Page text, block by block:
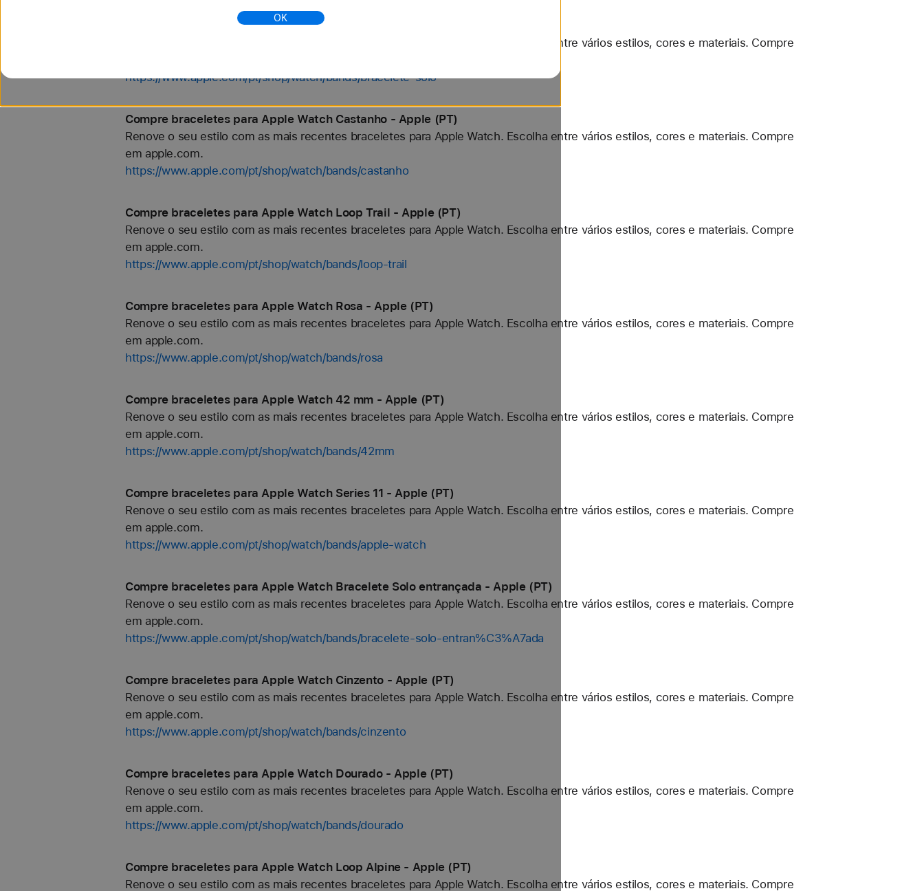
Compre braceletes para Apple Watch Bracelete Solo - Apple (PT)
Renove o seu estilo com as mais recentes braceletes para Apple Watch. Escolha entre vários estilos, cores e materiais. Compre
https://www.apple.com/pt/shop/watch/bands/bracelete-solo
Compre braceletes para Apple Watch Castanho - Apple (PT)
Renove o seu estilo com as mais recentes braceletes para Apple Watch. Escolha entre vários estilos, cores e materiais. Compre
em apple.com.
https://www.apple.com/pt/shop/watch/bands/castanho
Compre braceletes para Apple Watch Loop Trail - Apple (PT)
Renove o seu estilo com as mais recentes braceletes para Apple Watch. Escolha entre vários estilos, cores e materiais. Compre
em apple.com.
https://www.apple.com/pt/shop/watch/bands/loop-trail
Compre braceletes para Apple Watch Rosa - Apple (PT)
Renove o seu estilo com as mais recentes braceletes para Apple Watch. Escolha entre vários estilos, cores e materiais. Compre
em apple.com.
https://www.apple.com/pt/shop/watch/bands/rosa
Compre braceletes para Apple Watch 42 mm - Apple (PT)
Renove o seu estilo com as mais recentes braceletes para Apple Watch. Escolha entre vários estilos, cores e materiais. Compre
em apple.com.
https://www.apple.com/pt/shop/watch/bands/42mm
Compre braceletes para Apple Watch Series 11 - Apple (PT)
Renove o seu estilo com as mais recentes braceletes para Apple Watch. Escolha entre vários estilos, cores e materiais. Compre
em apple.com.
https://www.apple.com/pt/shop/watch/bands/apple-watch
Compre braceletes para Apple Watch Bracelete Solo entrançada - Apple (PT)
Renove o seu estilo com as mais recentes braceletes para Apple Watch. Escolha entre vários estilos, cores e materiais. Compre
em apple.com.
https://www.apple.com/pt/shop/watch/bands/bracelete-solo-entran%C3%A7ada
Compre braceletes para Apple Watch Cinzento - Apple (PT)
Renove o seu estilo com as mais recentes braceletes para Apple Watch. Escolha entre vários estilos, cores e materiais. Compre
em apple.com.
https://www.apple.com/pt/shop/watch/bands/cinzento
Compre braceletes para Apple Watch Dourado - Apple (PT)
Renove o seu estilo com as mais recentes braceletes para Apple Watch. Escolha entre vários estilos, cores e materiais. Compre
em apple.com.
https://www.apple.com/pt/shop/watch/bands/dourado
Compre braceletes para Apple Watch Loop Alpine - Apple (PT)
Renove o seu estilo com as mais recentes braceletes para Apple Watch. Escolha entre vários estilos, cores e materiais. Compre
OK